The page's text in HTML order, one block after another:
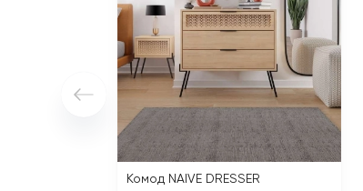
Комод NAIVE DRESSER